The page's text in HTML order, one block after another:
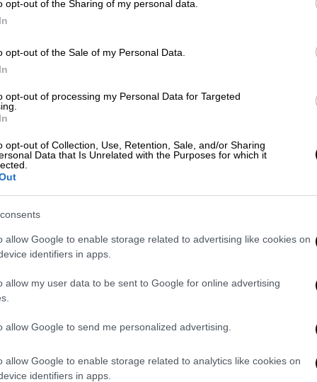
opt-out of the Sharing of my personal data.
opt-out of the Sale of my Personal Data.
opt-out of processing my Personal Data for Targeted
opt-out of Collection, Use, Retention, Sale, and/or Sharing
Data that Is Unrelated with the Purposes for which it
allow Google to enable storage related to advertising like cookies on
identifiers in apps.
allow my user data to be sent to Google for online advertising
allow Google to send me personalized advertising.
allow Google to enable storage related to analytics like cookies on
identifiers in apps.
Lifestyle 08.10.2025 13:30
ερωτευτήκαμε, υπήρξε μια σπίθα»
δεν συμβαίνει συχνά», εξομολογήθηκε
ο ηθοποιός
Lifestyle |07.07.2025 13:42
όμορφα που συνεργάζομαι με την
«Η κακία και η βλακεία θέλουν
ηθοποιός